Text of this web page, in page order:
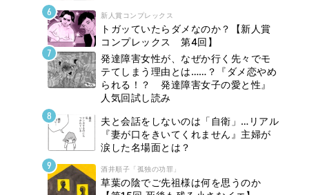
新人賞コンプレックス
トガッていたらダメなのか？【新人賞
コンプレックス 第4回】
発達障害女性が、なぜか行く先々でモ
テてしまう理由とは……？『ダメ恋やめ
られる！？ 発達障害女子の愛と性』
人気回試し読み
夫と会話をしないのは「自衛」…リアル
『妻が口をきいてくれません』主婦が
涙した名場面とは？
酒井順子「孤独の功罪」
草葉の陰でご先祖様は何を思うのか